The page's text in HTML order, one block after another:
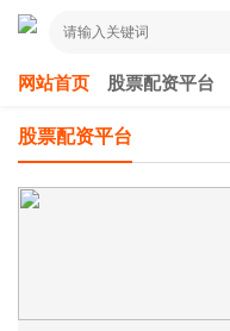
网站首页 股票配资平台
股票配资平台